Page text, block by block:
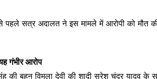
पहले सत्र अदालत ने इस मामले में आरोपी को मौत
गंभीर आरोप
की बहन विमला देवी की शादी सुरेश चंद्र यादव के